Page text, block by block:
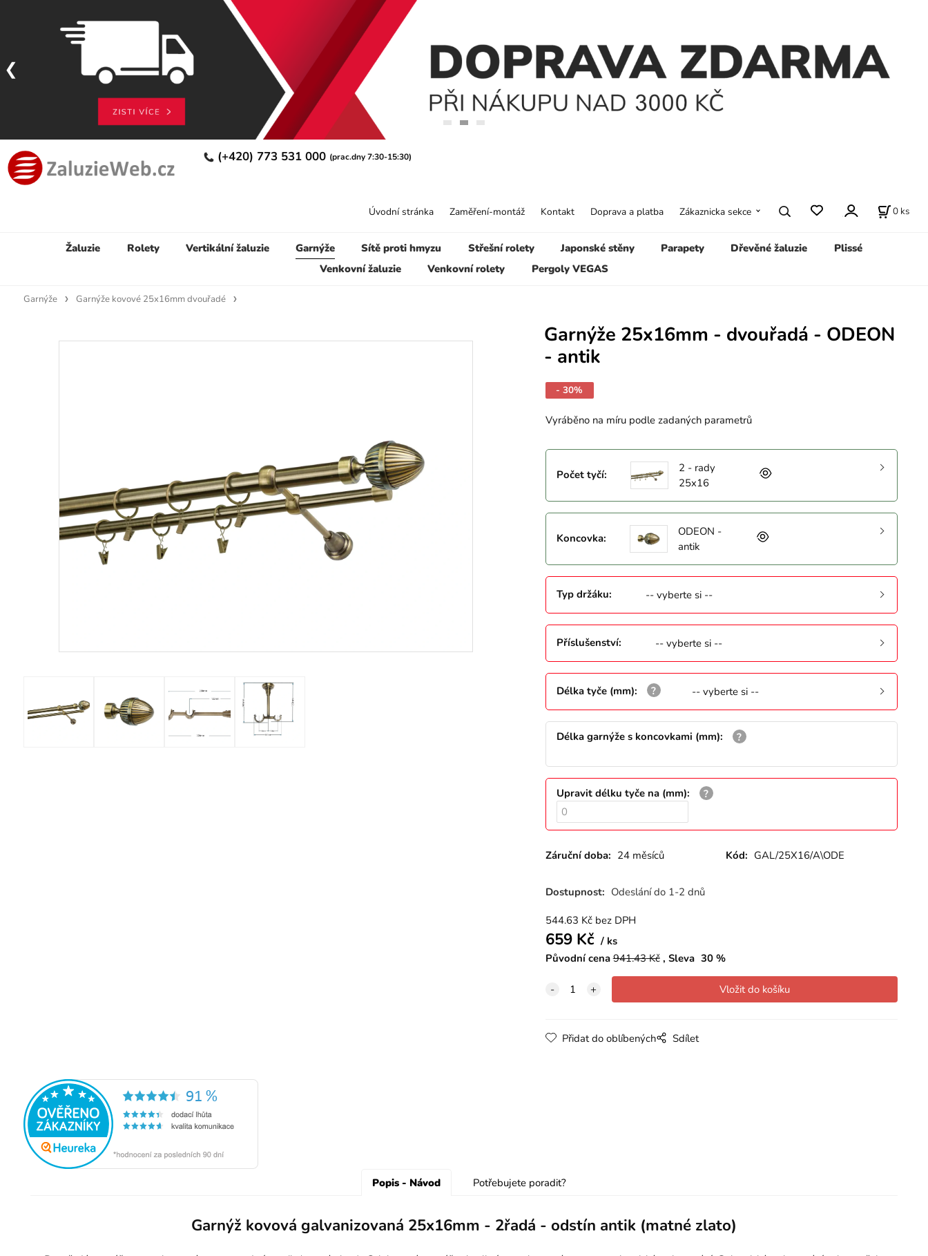
(+420) 773 531 000 (prac.dny 7:30-15:30)
Žaluzie Rolety Vertikální žaluzie Garnýže Sítě proti hmyzu Střešní rolety Japonské stěny Parapety Dřevěné žaluzie
Plissé
Venkovní žaluzie
Venkovní rolety Pergoly VEGAS
Úvodní stránka Zaměření-montáž Kontakt Doprava a platba Zákaznicka sekce 0 ks
Garnýže Garnýže kovové 25x16mm dvouřadé
Garnýže 25x16mm - dvouřadá - ODEON
- antik
- 30%
Vyráběno na míru podle zadaných parametrů
Počet tyčí:
2 - rady
25x16
Koncovka:
ODEON -
antik
Typ držáku: -- vyberte si --
Příslušenství: -- vyberte si --
Délka tyče (mm): -- vyberte si --
Délka garnýže s koncovkami (mm):
Upravit délku tyče na (mm):
Záruční doba: 24 měsíců Kód: GAL/25X16/A\ODE
Dostupnost: Odeslání do 1-2 dnů
544.63 Kč bez DPH
659Kč
ks
Původní cena 941.43Kč Sleva 30%
Přidat do oblíbených Sdílet
Popis - Návod Potřebujete poradit?
Garnýž kovová galvanizovaná 25x16mm - 2řadá - odstín antik (matné zlato)